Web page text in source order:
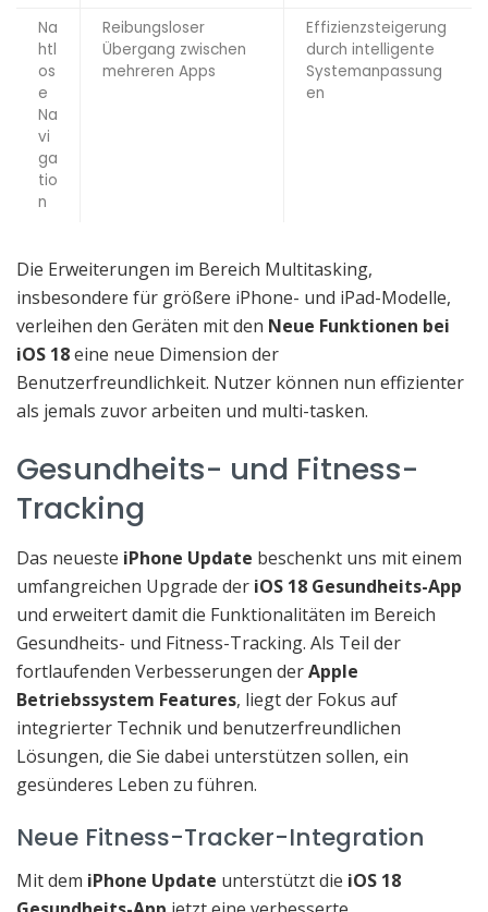
Na
htl
os
e
Na
vi
ga
tio
n
Reibungsloser
Übergang zwischen
mehreren Apps
Effizienzsteigerung
durch intelligente
Systemanpassung
en
Die Erweiterungen im Bereich Multitasking,
insbesondere für größere iPhone- und iPad-Modelle,
verleihen den Geräten mit den Neue Funktionen bei
iOS 18eine neue Dimension der
Benutzerfreundlichkeit. Nutzer können nun effizienter
als jemals zuvor arbeiten und multi-tasken.
Gesundheits- und Fitness-
Tracking
Das neueste iPhone Update beschenkt uns mit einem
umfangreichen Upgrade der iOS 18 Gesundheits-App
und erweitert damit die Funktionalitäten im Bereich
Gesundheits- und Fitness-Tracking. Als Teil der
fortlaufenden Verbesserungen derApple
Betriebssystem Features, liegt der Fokus auf
integrierter Technik und benutzerfreundlichen
Lösungen, die Sie dabei unterstützen sollen, ein
gesünderes Leben zu führen.
Neue Fitness-Tracker-Integration
Mit dem iPhone Update unterstützt die iOS 18